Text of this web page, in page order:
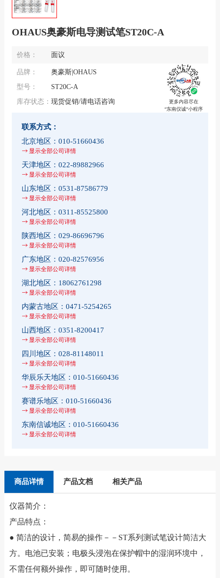
OHAUS奥豪斯电导测试笔ST20C-A
价格： 面议
更多内容尽在
“东南仪诚“小程序
品牌：
奥豪斯|OHAUS
型号：
ST20C-A
库存状态： 现货促销/请电话咨询
联系方式：
北京地区： 010-51660436
显示全部公司详情
天津地区： 022-89882966
显示全部公司详情
山东地区： 0531-87586779
显示全部公司详情
河北地区： 0311-85525800
显示全部公司详情
陕西地区： 029-86696796
显示全部公司详情
广东地区： 020-82576956
显示全部公司详情
湖北地区： 18062761298
显示全部公司详情
内蒙古地区： 0471-5254265
显示全部公司详情
山西地区： 0351-8200417
显示全部公司详情
四川地区： 028-81148011
显示全部公司详情
华辰乐天地区： 010-51660436
显示全部公司详情
赛谱乐地区： 010-51660436
显示全部公司详情
东南信诚地区： 010-51660436
显示全部公司详情
商品详情 产品文档 相关产品
仪器简介：
产品特点：
● 简洁的设计，简易的操作－－ST系列测试笔设计简洁大
方。电池已安装；电极头浸泡在保护帽中的湿润环境中，
不需任何额外操作，即可随时使用。